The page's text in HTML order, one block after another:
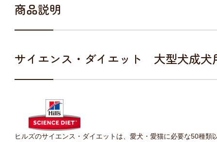
商品説明
サイエンス・ダイエット 大型犬成
ヒルズのサイエンス・ダイエットは、愛犬・愛猫に必要な50種類